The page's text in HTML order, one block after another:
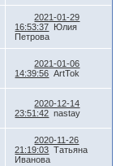
2021-01-29
16:53:37
Юлия
Петрова
2021-01-06
14:39:56 ArtTok
2020-12-14
23:51:42 nastay
2020-11-26
21:19:03 Татьяна
Иванова